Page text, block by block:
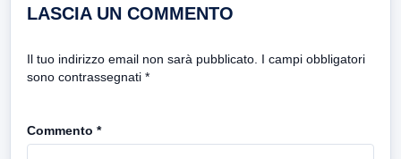
LASCIA UN COMMENTO
Il tuo indirizzo email non sarà pubblicato. I campi obbligatori
sono contrassegnati *
Commento *